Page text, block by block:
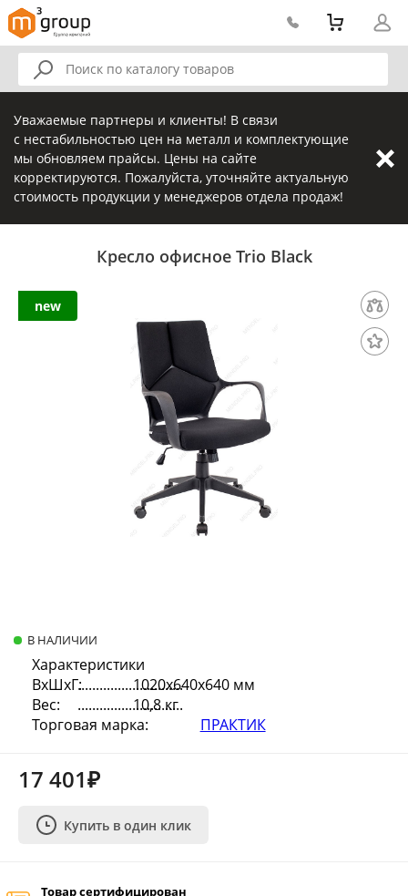
Уважаемые партнеры и клиенты! В связи
с нестабильностью цен на металл и комплектующие
мы обновляем прайсы. Цены на сайте
корректируются. Пожалуйста, уточняйте актуальную
стоимость продукции у менеджеров отдела продаж!
Кресло офисное Trio Black
new
В НАЛИЧИИ
Характеристики
ВхШхГ:
1020х640х640 мм
Вес:
10,8 кг
Торговая марка:
ПРАКТИК
17 401₽
Купить в один клик
Товар сертифицирован